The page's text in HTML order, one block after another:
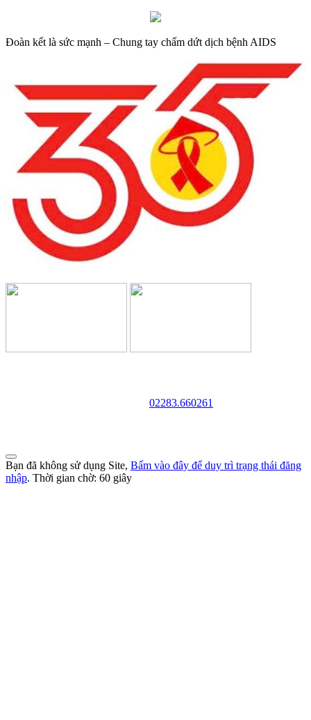
Đoàn kết là sức mạnh – Chung tay chấm dứt dịch bệnh AIDS
02283.660261
Bạn đã không sử dụng Site, Bấm vào đây để duy trì trạng thái đăng
nhập. Thời gian chờ: 60 giây